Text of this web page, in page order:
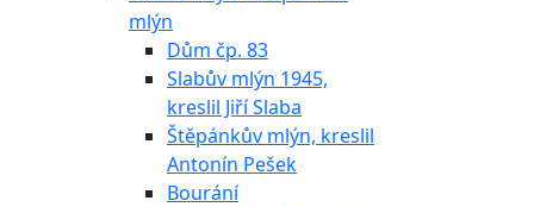
mlýn
Dům čp. 83
Slabův mlýn 1945,
kreslil Jiří Slaba
Štěpánkův mlýn, kreslil
Antonín Pešek
Bourání